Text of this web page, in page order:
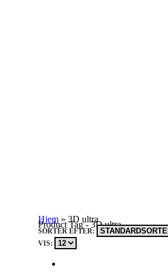
Hjem »3D ultra
Product Tag - 3D ultra
SORTÉR EFTER:
VIS: